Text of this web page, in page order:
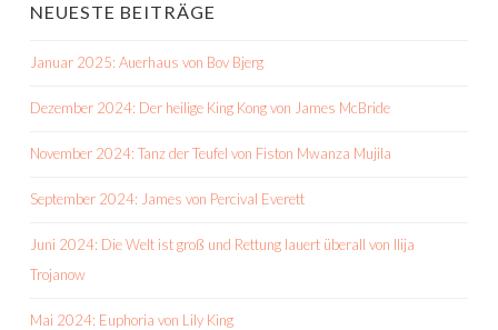
NEUESTE BEITRÄGE
Januar 2025: Auerhaus von Bov Bjerg
Dezember 2024: Der heilige King Kong von James McBride
November 2024: Tanz der Teufel von Fiston Mwanza Mujila
September 2024: James von Percival Everett
Juni 2024: Die Welt ist groß und Rettung lauert überall von Ilija
Trojanow
Mai 2024: Euphoria von Lily King